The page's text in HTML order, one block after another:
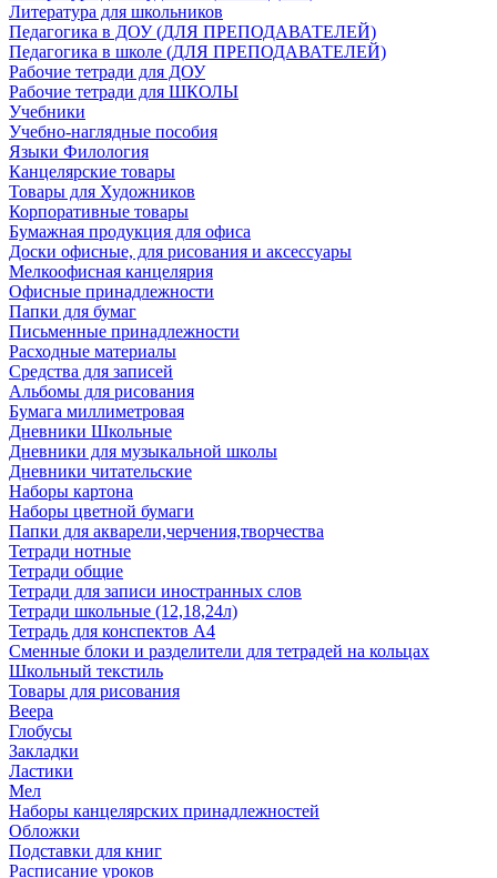
Литература для школьников
Педагогика в ДОУ (ДЛЯ ПРЕПОДАВАТЕЛЕЙ)
Педагогика в школе (ДЛЯ ПРЕПОДАВАТЕЛЕЙ)
Рабочие тетради для ДОУ
Рабочие тетради для ШКОЛЫ
Учебники
Учебно-наглядные пособия
Языки Филология
Канцелярские товары
Товары для Художников
Корпоративные товары
Бумажная продукция для офиса
Доски офисные, для рисования и аксессуары
Мелкоофисная канцелярия
Офисные принадлежности
Папки для бумаг
Письменные принадлежности
Расходные материалы
Средства для записей
Альбомы для рисования
Бумага миллиметровая
Дневники Школьные
Дневники для музыкальной школы
Дневники читательские
Наборы картона
Наборы цветной бумаги
Папки для акварели,черчения,творчества
Тетради нотные
Тетради общие
Тетради для записи иностранных слов
Тетради школьные (12,18,24л)
Тетрадь для конспектов А4
Сменные блоки и разделители для тетрадей на кольцах
Школьный текстиль
Товары для рисования
Веера
Глобусы
Закладки
Ластики
Мел
Наборы канцелярских принадлежностей
Обложки
Подставки для книг
Расписание уроков